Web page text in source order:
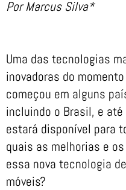
Por Marcus Silva*
Uma das tecnologias
inovadoras do
começou em alguns
incluindo o Brasil, e
estará disponível para
quais as melhorias e
essa nova tecnologia
móveis?